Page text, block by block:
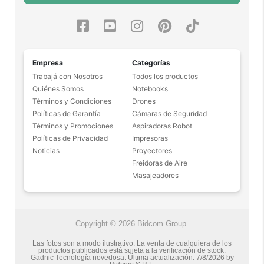
Empresa
Trabajá con Nosotros
Quiénes Somos
Términos y Condiciones
Políticas de Garantía
Términos y Promociones
Políticas de Privacidad
Noticias
Categorías
Todos los productos
Notebooks
Drones
Cámaras de Seguridad
Aspiradoras Robot
Impresoras
Proyectores
Freidoras de Aire
Masajeadores
Copyright © 2026 Bidcom Group.
Las fotos son a modo ilustrativo. La venta de cualquiera de los
productos publicados está sujeta a la verificación de stock.
Gadnic Tecnología novedosa. Última actualización: 7/8/2026 by